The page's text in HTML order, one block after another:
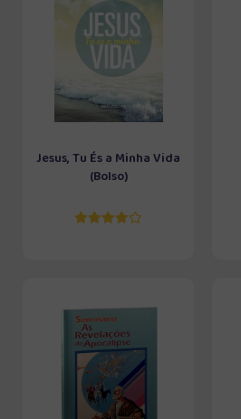
Jesus, Tu És a Minha Vida
(Bolso)